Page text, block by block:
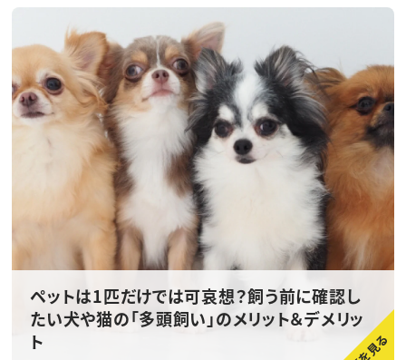
ペットは1匹だけでは可哀想？飼う前に確認し
たい犬や猫の「多頭飼い」のメリット＆デメリッ
ト